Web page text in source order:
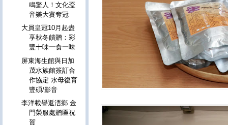
鳴驚人！文化盃
音樂大賽奪冠
大員皇冠10月起盡
享秋冬饋贈：彩
豐十味一食一味
屏東海生館與日加
茂水族館簽訂合
作協定 水母復育
豐碩/影音
李洋載譽返浯鄉 金
門榮服處贈匾祝
賀